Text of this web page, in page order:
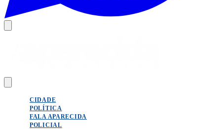
CIDADE
POLÍTICA
FALA APARECIDA
POLICIAL